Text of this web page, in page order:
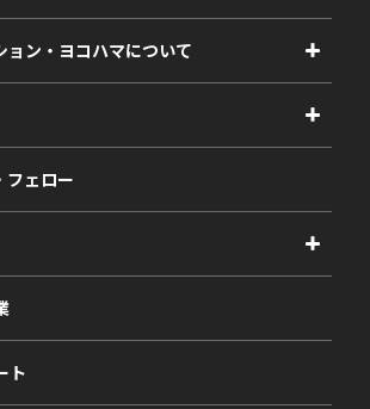
ョン・ヨコハマについて
フェロー
・研究
ム
ト